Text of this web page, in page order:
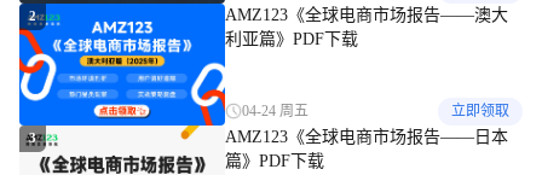
2
AMZ123《全球电商市场报告——澳大
利亚篇》PDF下载
04-24 周五 立即领取
3
AMZ123《全球电商市场报告——日本
篇》PDF下载